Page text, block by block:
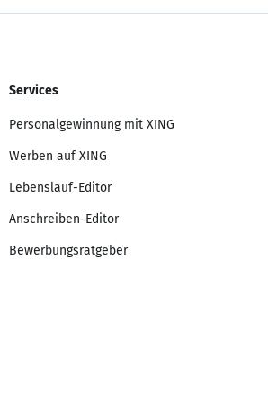
Services
Personalgewinnung mit XING
Werben auf XING
Lebenslauf-Editor
Anschreiben-Editor
Bewerbungsratgeber